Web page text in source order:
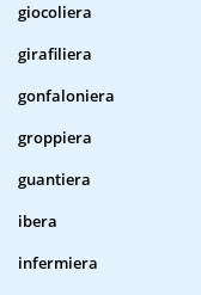
giocoliera
girafiliera
gonfaloniera
groppiera
guantiera
ibera
infermiera